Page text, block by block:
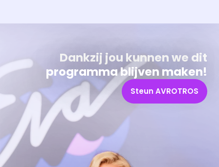
Dankzij jou kunnen we dit
programma blijven maken!
Steun AVROTROS